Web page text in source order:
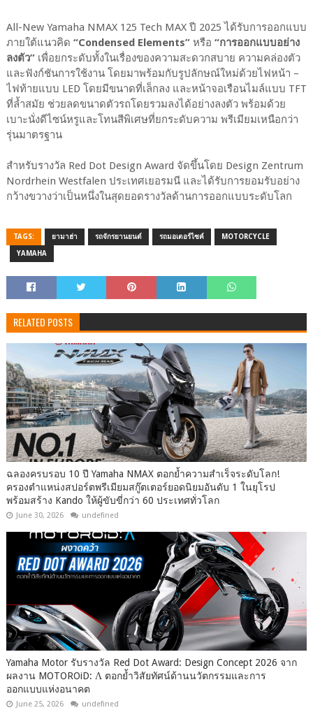
All-New Yamaha NMAX 125 Tech MAX ปี 2025 ได้รับการออกแบบ
ภายใต้แนวคิด “Condensed Elements”หรือ “การออกแบบอย่าง
ลงตัว”เพื่อยกระดับทั้งในเรื่องของความสะดวกสบาย ความคล่องตัว
และฟังก์ชันการใช้งาน โดยมาพร้อมกับรูปลักษณ์ใหม่ด้วยไฟหน้า –
ไฟท้ายแบบ LED โดยมีขนาดที่เล็กลง และหน้าจอเรือนไมล์แบบ TFT
ที่ล้ำสมัย ช่วยลดขนาดตัวรถโดยรวมลงได้อย่างลงตัว พร้อมด้วย
เบาะนั่งดีไซน์หรูและโทนสีพิเศษที่ยกระดับความ พรีเมียมเหนือกว่า
รุ่นมาตรฐาน
สำหรับรางวัล Red Dot Design Award จัดขึ้นโดย Design Zentrum
Nordrhein Westfalen ประเทศเยอรมนี และได้รับการยอมรับอย่าง
กว้างขวางว่าเป็นหนึ่งในสุดยอดรางวัลด้านการออกแบบระดับโลก
TAGS: ยามาฮ่า รถจักรยานยนต์ รถมอเตอร์ไซค์ MOTORCYCLE
YAMAHA
RELATED POSTS
ฉลองครบรอบ 10 ปี Yamaha NMAX ตอกย้ำความสำเร็จระดับโลก!
ครองตำแหน่งสปอร์ตพรีเมียมสกู๊ตเตอร์ยอดนิยมอันดับ 1 ในยุโรป
พร้อมสร้าง Kando ให้ผู้ขับขี่กว่า 60 ประเทศทั่วโลก
June 30, 2026 undefined
Yamaha Motor รับรางวัล Red Dot Award: Design Concept 2026 จาก
ผลงาน MOTOROiD: Λ ตอกย้ำวิสัยทัศน์ด้านนวัตกรรมและการ
ออกแบบแห่งอนาคต
June 25, 2026 undefined